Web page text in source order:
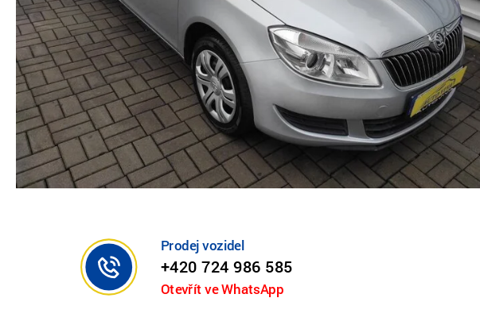
Prodej vozidel
+420 724 986 585
Otevřít ve WhatsApp